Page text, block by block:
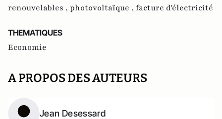
renouvelables , photovoltaïque , facture d'électricité
THEMATIQUES
Economie
A PROPOS DES AUTEURS
Jean Desessard